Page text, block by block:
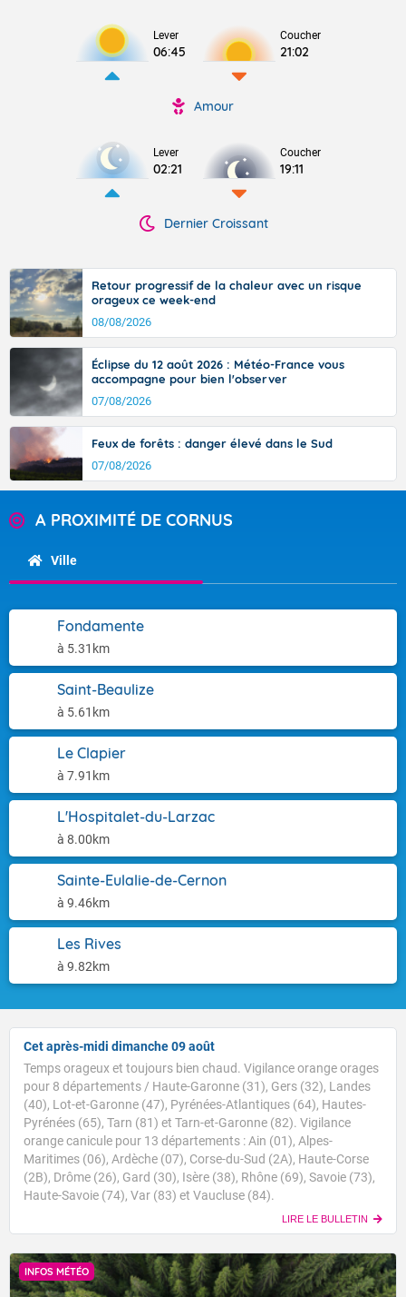
Lever
06:45
Coucher
21:02
Amour
Lever
02:21
Coucher
19:11
Dernier Croissant
Retour progressif de la chaleur avec un risque
orageux ce week-end
08/08/2026
Éclipse du 12 août 2026 : Météo-France vous
accompagne pour bien l'observer
07/08/2026
Feux de forêts : danger élevé dans le Sud
07/08/2026
A PROXIMITÉ DE CORNUS
Ville
Fondamente
à 5.31km
Saint-Beaulize
à 5.61km
Le Clapier
à 7.91km
L'Hospitalet-du-Larzac
à 8.00km
Sainte-Eulalie-de-Cernon
à 9.46km
Les Rives
à 9.82km
Cet après-midi dimanche 09 août
Temps orageux et toujours bien chaud. Vigilance orange orages
pour 8 départements / Haute-Garonne (31), Gers (32), Landes
(40), Lot-et-Garonne (47), Pyrénées-Atlantiques (64), Hautes-
Pyrénées (65), Tarn (81) et Tarn-et-Garonne (82). Vigilance
orange canicule pour 13 départements : Ain (01), Alpes-
Maritimes (06), Ardèche (07), Corse-du-Sud (2A), Haute-Corse
(2B), Drôme (26), Gard (30), Isère (38), Rhône (69), Savoie (73),
Haute-Savoie (74), Var (83) et Vaucluse (84).
LIRE LE BULLETIN
INFOS MÉTÉO